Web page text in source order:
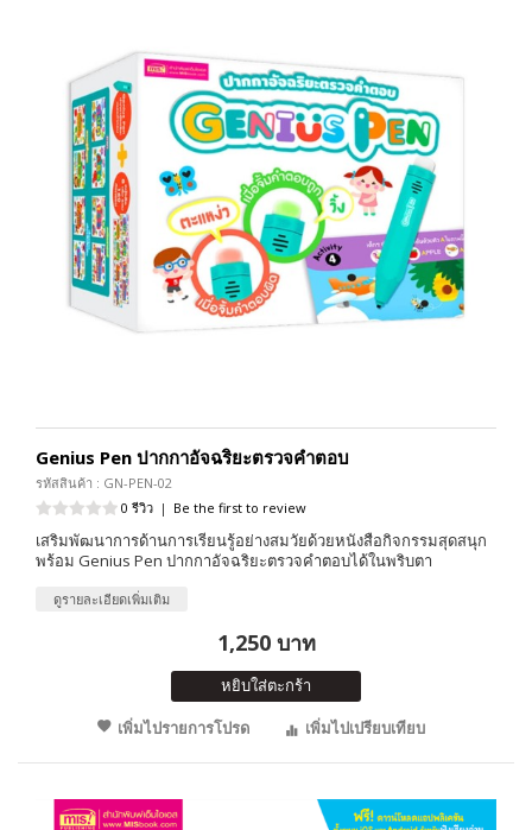
Genius Pen ปากกาอัจฉริยะตรวจคำตอบ
รหัสสินค้า : GN-PEN-02
0 รีวิว | Be the first to review
เสริมพัฒนาการด้านการเรียนรู้อย่างสมวัยด้วยหนังสือกิจกรรมสุดสนุก
พร้อม Genius Pen ปากกาอัจฉริยะตรวจคำตอบได้ในพริบตา
ดูรายละเอียดเพิ่มเติม
1,250 บาท
หยิบใส่ตะกร้า
เพิ่มไปรายการโปรด
เพิ่มไปเปรียบเทียบ